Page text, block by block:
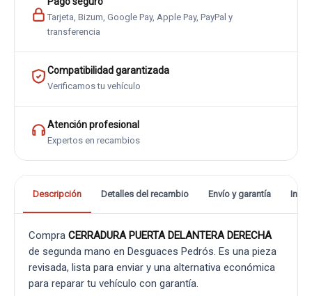
Tarjeta, Bizum, Google Pay, Apple Pay, PayPal y
transferencia
Compatibilidad garantizada
Verificamos tu vehículo
Atención profesional
Expertos en recambios
Descripción Detalles del recambio Envío y garantía
Compra CERRADURA PUERTA DELANTERA DERECHA
de segunda mano en Desguaces Pedrós. Es una pieza
revisada, lista para enviar y una alternativa económica
para reparar tu vehículo con garantía.